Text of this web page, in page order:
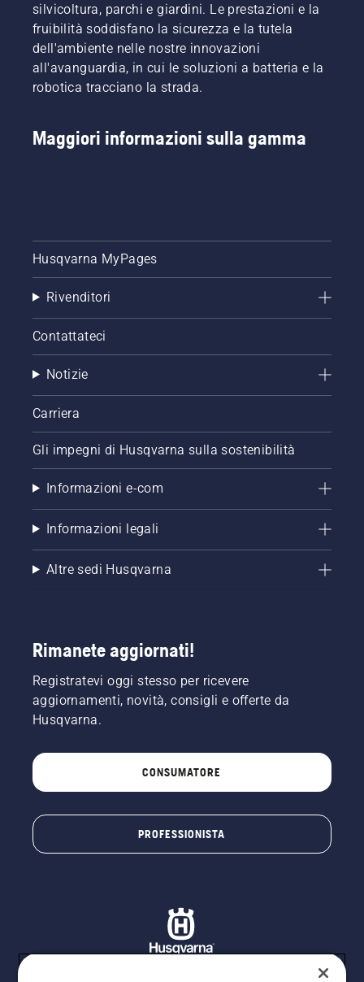
silvicoltura, parchi e giardini. Le prestazioni e la
fruibilità soddisfano la sicurezza e la tutela
dell'ambiente nelle nostre innovazioni
all'avanguardia, in cui le soluzioni a batteria e la
robotica tracciano la strada.
Maggiori informazioni sulla gamma
Husqvarna MyPages
Rivenditori
Contattateci
Notizie
Carriera
Gli impegni di Husqvarna sulla sostenibilità
Informazioni e-com
Informazioni legali
Altre sedi Husqvarna
Rimanete aggiornati!
Registratevi oggi stesso per ricevere
aggiornamenti, novità, consigli e offerte da
Husqvarna.
CONSUMATORE
PROFESSIONISTA